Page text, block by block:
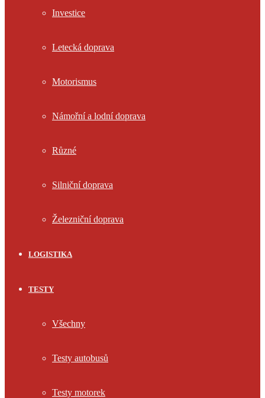
Investice
Letecká doprava
Motorismus
Námořní a lodní doprava
Různé
Silniční doprava
Železniční doprava
LOGISTIKA
TESTY
Všechny
Testy autobusů
Testy motorek